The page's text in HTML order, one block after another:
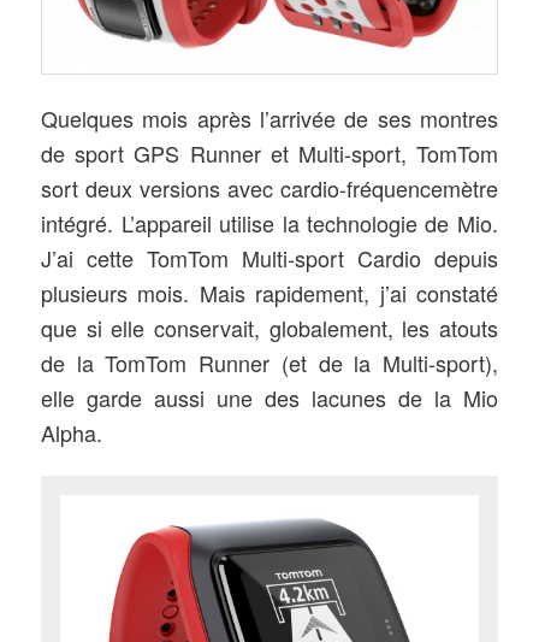
Quelques mois après l’arrivée de ses montres
de sport GPS Runner et Multi-sport, TomTom
sort deux versions avec cardio-fréquencemètre
intégré. L’appareil utilise la technologie de Mio.
J’ai cette TomTom Multi-sport Cardio depuis
plusieurs mois. Mais rapidement, j’ai constaté
que si elle conservait, globalement, les atouts
de la TomTom Runner (et de la Multi-sport),
elle garde aussi une des lacunes de la Mio
Alpha.